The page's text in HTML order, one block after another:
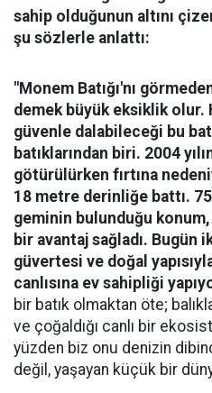
sahip olduğunun altını
şu sözlerle anlattı:
"Monem Batığı'nı
demek büyük eksiklik olur.
güvenle dalabileceği bu
batıklarından biri. 2004
götürülürken fırtına
18 metre derinliğe battı.
geminin bulunduğu konum,
bir avantaj sağladı. Bugün
güvertesi ve doğal
canlısına ev sahipliği
bir batık olmaktan öte;
ve çoğaldığı canlı bir
yüzden biz onu denizin
değil, yaşayan küçük bir